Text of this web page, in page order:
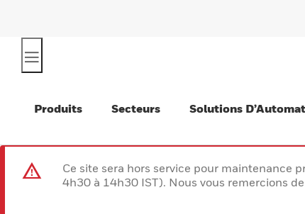
Produits Secteurs Solutions
Ce site sera hors service pour maintenance
4h30 à 14h30 IST). Nous vous remercions